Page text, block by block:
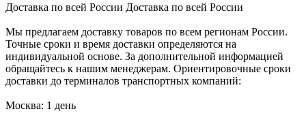
Доставка по всей России Доставка по всей России
Мы предлагаем доставку товаров по всем регионам России.
Точные сроки и время доставки определяются на
индивидуальной основе. За дополнительной информацией
обращайтесь к нашим менеджерам. Ориентировочные сроки
доставки до терминалов транспортных компаний:
Москва: 1 день